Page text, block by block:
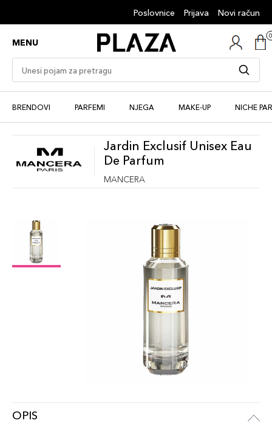
Poslovnice Prijava Novi račun
MENU
BRENDOVI PARFEMI NJEGA MAKE-UP NICHE
Jardin Exclusif Unisex Eau
De Parfum
MANCERA
OPIS